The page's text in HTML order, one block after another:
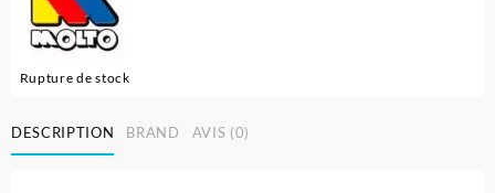
Rupture de stock
DESCRIPTION BRAND AVIS (0)